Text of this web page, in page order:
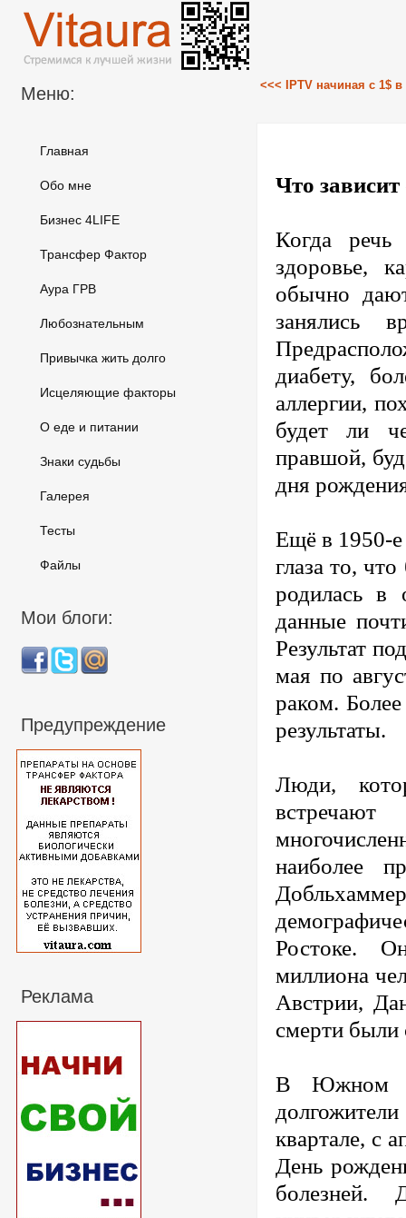
Меню:
Главная
Обо мне
Бизнес 4LIFE
Трансфер Фактор
Аура ГРВ
Любознательным
Привычка жить долго
Исцеляющие факторы
О еде и питании
Знаки судьбы
Галерея
Тесты
Файлы
Мои блоги:
Предупреждение
Реклама
<<< IPTV начиная с 1$
Что
Когда
здоровье,
обычно
занялись
диабету,
аллергии,
будет ли
правшой,
дня
Ещё в 1950-
глаза то,
родилась в
данные
Результат
мая по
раком.
результаты.
Люди,
наиболее
Ростоке.
миллиона
Австрии,
смерти были
В Южном
квартале, с
День